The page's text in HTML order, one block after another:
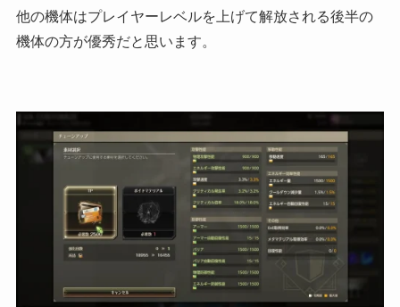
他の機体はプレイヤーレベルを上げて解放される後半の
機体の方が優秀だと思います。